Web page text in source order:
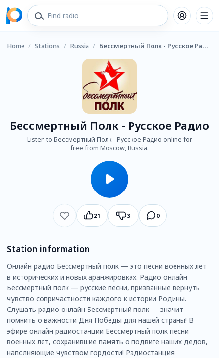
Home / Stations / Russia / Бессмертный Полк - Русское Радио
Бессмертный Полк - Русское Радио
Listen to Бессмертный Полк - Русское Радио online for
free from Moscow, Russia.
21 3 0
Station information
Онлайн радио Бессмертный полк — это песни военных лет
в исторических и новых аранжировках. Радио онлайн
Бессмертный полк — русские песни, призванные вернуть
чувство сопричастности каждого к истории Родины.
Слушать радио онлайн Бессмертный полк — значит
помнить о важности Дня Победы для нашей страны! В
эфире онлайн радиостанции Бессмертный полк песни
военных лет, сохранившие память о подвиге наших дедов,
наполняющие чувством гордости! Радиостанция